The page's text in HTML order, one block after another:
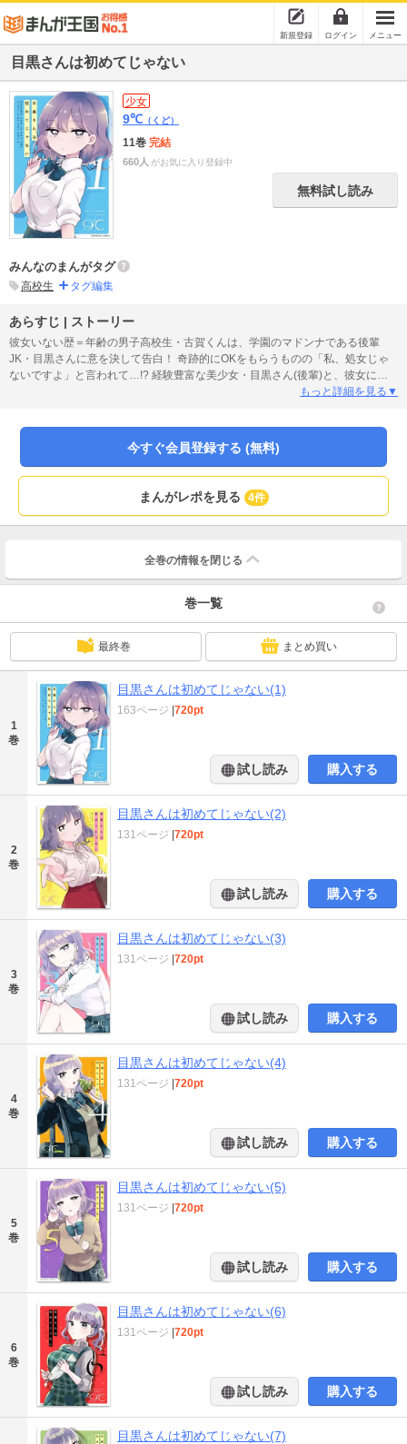
新規登録 ログイン メニュー
目黒さんは初めてじゃない
少女
9℃ （くど）
11巻 完結
660人 がお気に入り登録中
無料試し読み
みんなのまんがタグ
高校生 タグ編集
あらすじ | ストーリー
彼女いない歴＝年齢の男子高校生・古賀くんは、学園のマドンナである後輩
JK・目黒さんに意を決して告白！ 奇跡的にOKをもらうものの「私、処女じゃ
ないですよ」と言われて…!? 経験豊富な美少女・目黒さん(後輩)と、彼女に恋
をした恋愛初心者男子・古賀くん(先輩)のピュアラブコメ。非処女と童貞の純愛
もっと詳細を見る▼
今すぐ会員登録する (無料)
まんがレポを見る 4件
全巻の情報を 閉じる
巻一覧
最終巻 まとめ買い
1
巻
目黒さんは初めてじゃない(1)
163ページ |720pt
試し読み 購入する
2
巻
目黒さんは初めてじゃない(2)
131ページ |720pt
試し読み 購入する
3
巻
目黒さんは初めてじゃない(3)
131ページ |720pt
試し読み 購入する
4
巻
目黒さんは初めてじゃない(4)
131ページ |720pt
試し読み 購入する
5
巻
目黒さんは初めてじゃない(5)
131ページ |720pt
試し読み 購入する
6
巻
目黒さんは初めてじゃない(6)
131ページ |720pt
試し読み 購入する
目黒さんは初めてじゃない(7)